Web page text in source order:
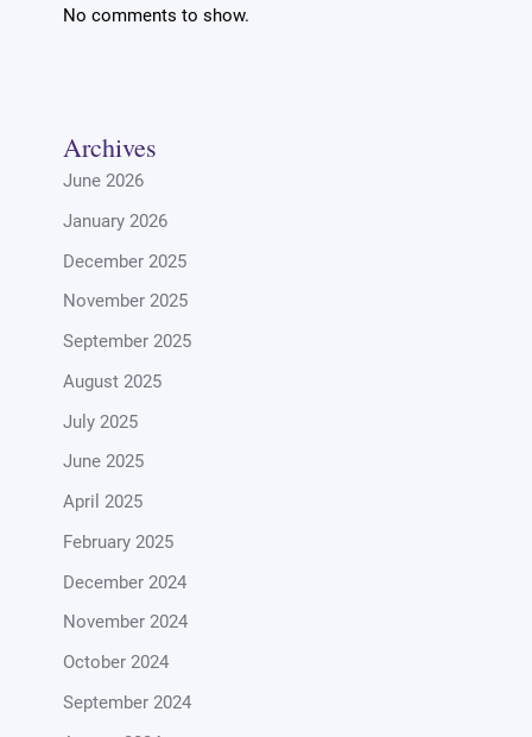
No comments to show.
Archives
June 2026
January 2026
December 2025
November 2025
September 2025
August 2025
July 2025
June 2025
April 2025
February 2025
December 2024
November 2024
October 2024
September 2024